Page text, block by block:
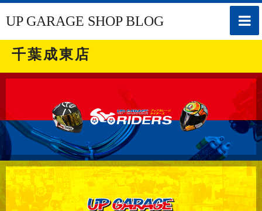
toggle
UP GARAGE SHOP BLOG
千葉成東店